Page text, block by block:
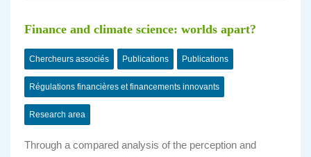
Finance and climate science: worlds apart?
Chercheurs associés Publications Publications
Régulations financières et financements innovants
Research area
Through a compared analysis of the perception and